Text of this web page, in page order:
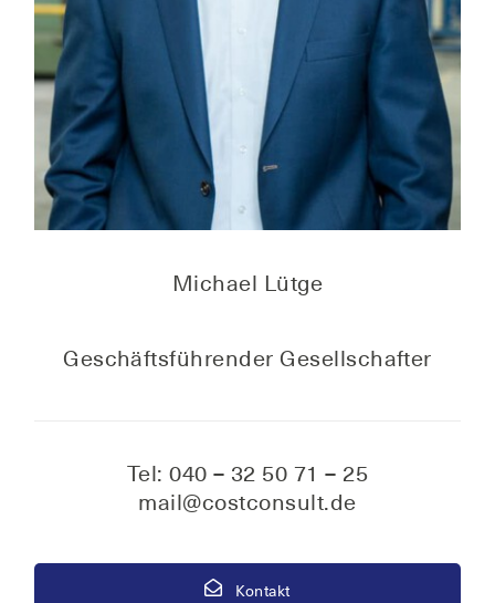
Micha­el Lütge
Geschäfts­füh­ren­der Gesellschafter
Tel: 040 – 32 50 71 – 25
mail@costconsult.de
Kontakt